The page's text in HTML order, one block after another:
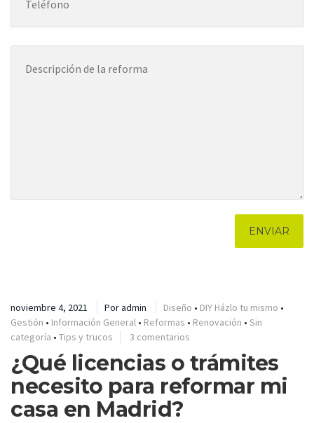
noviembre 4, 2021 Poradmin Diseño • DIY Házlo tu mismo •
Gestión • Información General • Reformas • Renovación • Sin
categoría • Tips y trucos 3 comentarios
¿Qué licencias o trámites
necesito para reformar mi
casa en Madrid?